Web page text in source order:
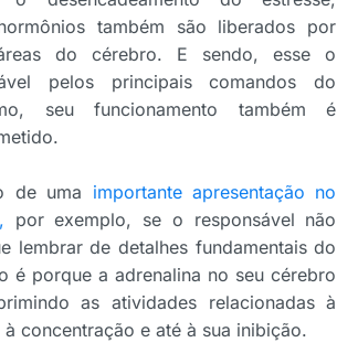
também são liberados por
do cérebro. E sendo, esse o
pelos principais comandos do
seu funcionamento também é
de uma importante apresentação no
por exemplo, se o responsável não
lembrar de detalhes fundamentais do
é porque a adrenalina no seu cérebro
as atividades relacionadas à
concentração e até à sua inibição.